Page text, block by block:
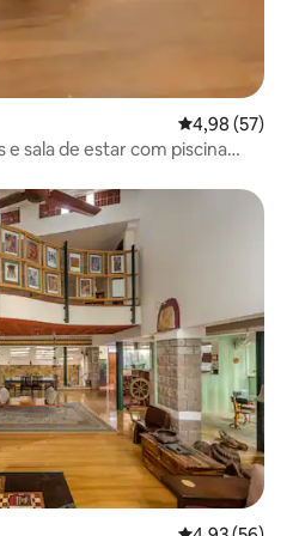
Classificação
4,98 (57)
e sala de estar com piscina